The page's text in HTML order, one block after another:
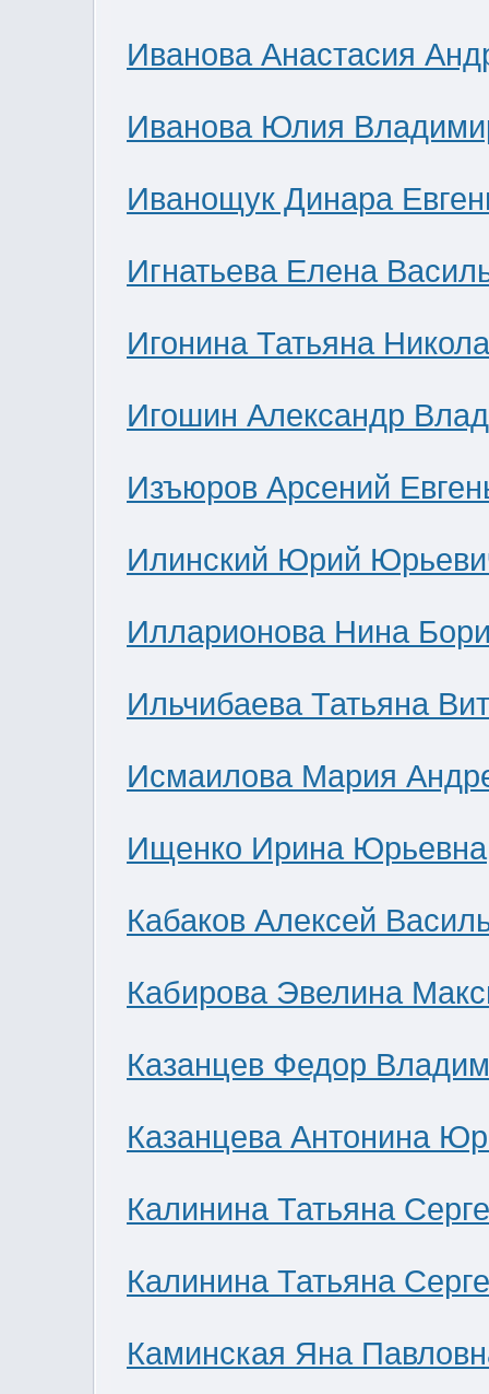
Иванова Анастасия
Иванова Юлия
Иванощук Динара
Игнатьева Елена
Игонина Татьяна
Игошин Александр
Изъюров Арсений
Илинский Юрий
Илларионова Нина
Ильчибаева Татьяна
Исмаилова Мария
Ищенко Ирина Юрьевна
Кабаков Алексей
Кабирова Эвелина
Казанцев Федор
Казанцева Антонина
Калинина Татьяна
Калинина Татьяна
Каминская Яна